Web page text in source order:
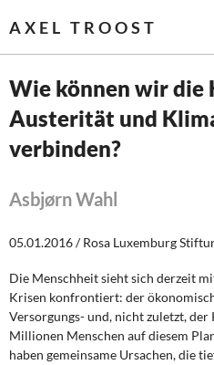
AXEL TROOST
Startseite
Leitlinien linker Wirtschafts-
Wirtschaftspolitik
Steuer- und Finanzpolitik
Öffentliche Infrastruktur und
Wie können wir die
Austerität und
verbinden?
Asbjørn Wahl
05.01.2016 / Rosa Luxemburg
Die Menschheit sieht sich derzeit
Krisen konfrontiert: der
Versorgungs- und, nicht zuletzt, der
Millionen Menschen auf diesem
haben gemeinsame Ursachen, die